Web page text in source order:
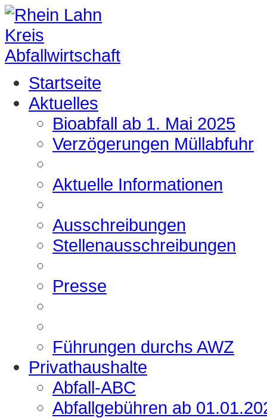
Startseite
Aktuelles
Bioabfall ab 1. Mai 2025
Verzögerungen Müllabfuhr
Aktuelle Informationen
Ausschreibungen
Stellenausschreibungen
Presse
Führungen durchs AWZ
Privathaushalte
Abfall-ABC
Abfallgebühren ab